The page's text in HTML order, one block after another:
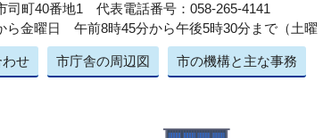
司町40番地1 代表電話番号：058-265-4141
ら金曜日 午前8時45分から午後5時30分まで（土曜
わせ 市庁舎の周辺図 市の機構と主な事務